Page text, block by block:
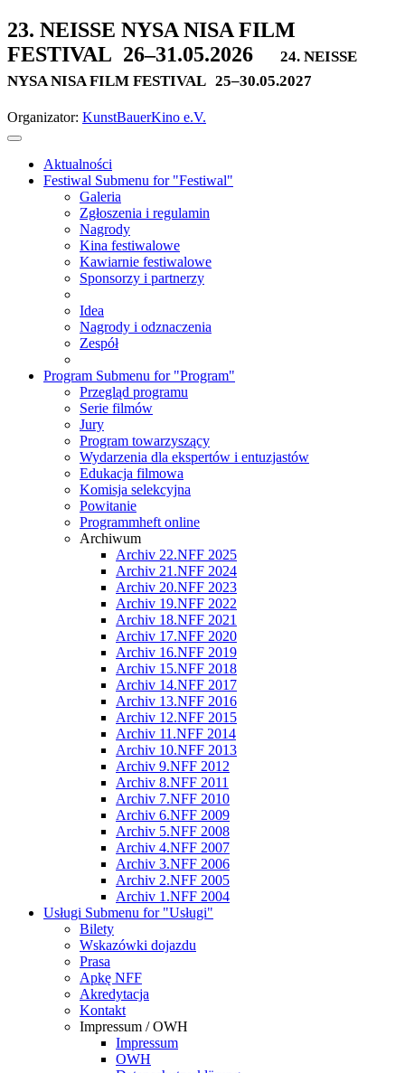
23. NEISSE NYSA NISA FILM
FESTIVAL 26–31.05.2026
24. NEISSE
NYSA NISA FILM FESTIVAL 25–30.05.2027
Organizator: KunstBauerKino e.V.
Aktualności
Festiwal Submenu for "Festiwal"
Galeria
Zgłoszenia i regulamin
Nagrody
Kina festiwalowe
Kawiarnie festiwalowe
Sponsorzy i partnerzy
Idea
Nagrody i odznaczenia
Zespół
Program Submenu for "Program"
Przegląd programu
Serie filmów
Jury
Program towarzyszący
Wydarzenia dla ekspertów i entuzjastów
Edukacja filmowa
Komisja selekcyjna
Powitanie
Programmheft online
Archiwum
Archiv 22.NFF 2025
Archiv 21.NFF 2024
Archiv 20.NFF 2023
Archiv 19.NFF 2022
Archiv 18.NFF 2021
Archiv 17.NFF 2020
Archiv 16.NFF 2019
Archiv 15.NFF 2018
Archiv 14.NFF 2017
Archiv 13.NFF 2016
Archiv 12.NFF 2015
Archiv 11.NFF 2014
Archiv 10.NFF 2013
Archiv 9.NFF 2012
Archiv 8.NFF 2011
Archiv 7.NFF 2010
Archiv 6.NFF 2009
Archiv 5.NFF 2008
Archiv 4.NFF 2007
Archiv 3.NFF 2006
Archiv 2.NFF 2005
Archiv 1.NFF 2004
Usługi Submenu for "Usługi"
Bilety
Wskazówki dojazdu
Prasa
Apkę NFF
Akredytacja
Kontakt
Impressum / OWH
Impressum
OWH